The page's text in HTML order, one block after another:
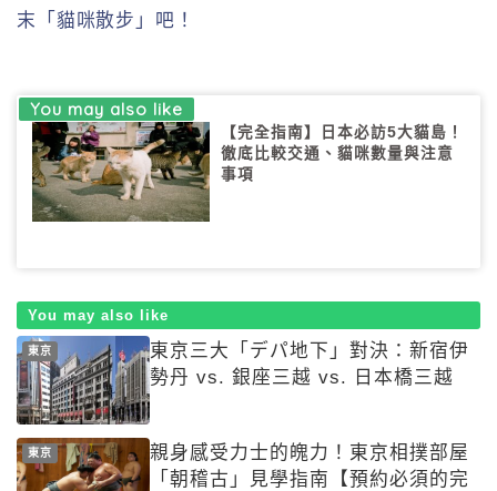
末「貓咪散步」吧！
【完全指南】日本必訪5大貓島！
徹底比較交通、貓咪數量與注意
事項
You may also like
東京
東京三大「デパ地下」對決：新宿伊
勢丹 vs. 銀座三越 vs. 日本橋三越
東京
親身感受力士的魄力！東京相撲部屋
「朝稽古」見學指南【預約必須的完